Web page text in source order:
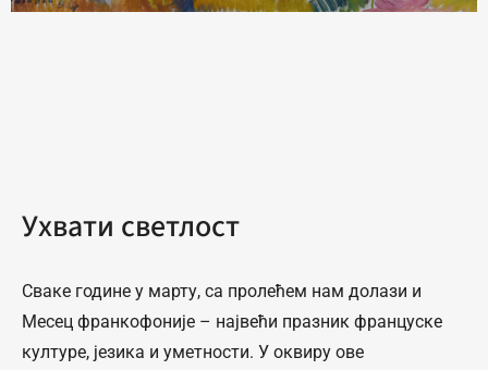
Ухвати светлост
Сваке године у марту, са пролећем нам долази и
Месец франкофоније – највећи празник француске
културе, језика и уметности. У оквиру ове